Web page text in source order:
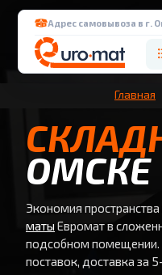
Адрес самовывоза в г.
Главная
ОМСКЕ
Экономия
маты Евромат в
подсобном помещении.
поставок, доставка за